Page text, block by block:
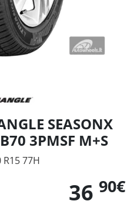
SEASONX
3PMSF M+S
77H
36 90€